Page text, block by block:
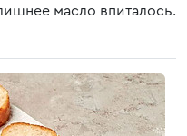
масло впиталось.